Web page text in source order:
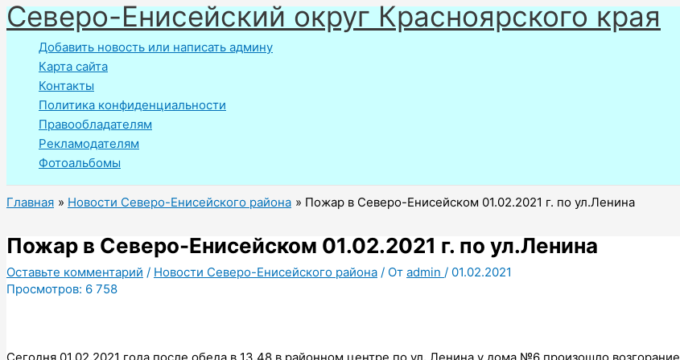
Перейти
к
содержимому
Северо-Енисейский округ Красноярского края
Добавить новость или написать админу
Карта сайта
Контакты
Политика конфиденциальности
Правообладателям
Рекламодателям
Фотоальбомы
Главная Новости Северо-Енисейского района Пожар в Северо-Енисейском 01.02.2021 г. по ул.Ленина
Пожар в Северо-Енисейском 01.02.2021 г. по ул.Ленина
Оставьте комментарий / Новости Северо-Енисейского района / От admin / 01.02.2021
Просмотров: 6 758
Сегодня 01.02.2021 года после обеда в 13.48 в районном центре по ул. Ленина у дома №6 произошло возгорание